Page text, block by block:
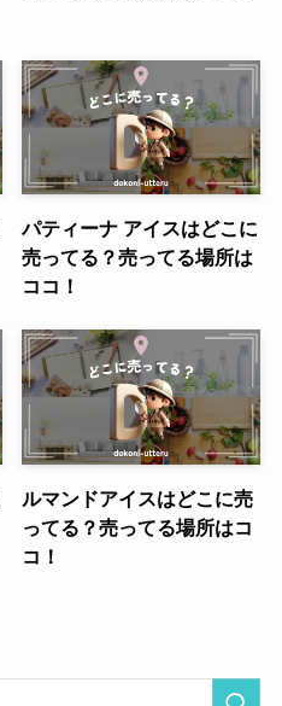
パティーナ アイスはどこに
売ってる？売ってる場所は
ココ！
ルマンドアイスはどこに売
ってる？売ってる場所はコ
コ！